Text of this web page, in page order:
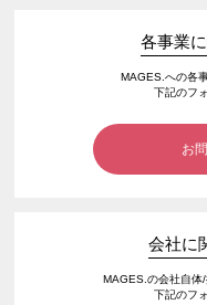
各事業
MAGES.への各
下記のフ
お
会社に
MAGES.の会社自体/
下記のフ